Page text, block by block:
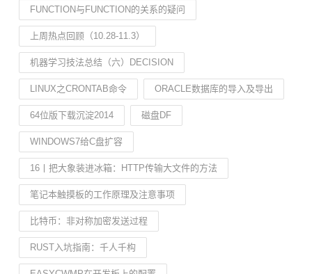
FUNCTION与FUNCTION的关系的疑问
上周热点回顾（10.28-11.3）
机器学习技法总结（六）DECISION
LINUX之CRONTAB命令 ORACLE数据库的导入及导出
64位版下载沉淀2014 磁盘DF
WINDOWS7给C盘扩容
16丨把大象装进冰箱：HTTP传输大文件的方法
笔记本触摸板的工作原理及注意事项
比特币：非对称加密发送过程
RUST入坑指南：千人千构